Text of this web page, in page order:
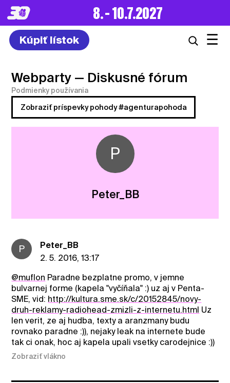
8. – 10.7.2027
Kúpiť lístok ☰
Webparty — Diskusné fórum
Podmienky používania
Zobraziť príspevky pohody #agenturapohoda
P
Peter_BB
P
Peter_BB
2. 5. 2016, 13:17
@muflon Paradne bezplatne promo, v jemne
bulvarnej forme (kapela "vyčíňala" :) uz aj v Penta-
SME, vid: http://kultura.sme.sk/c/20152845/novy-
druh-reklamy-radiohead-zmizli-z-internetu.html Uz
len verit, ze aj hudba, texty a aranzmany budu
rovnako paradne :)), nejaky leak na internete bude
tak ci onak, hoc aj kapela upali vsetky carodejnice :))
Zobraziť vlákno